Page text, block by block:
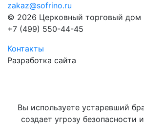
zakaz@sofrino.ru
© 2026 Церковный торговый дом
+7 (499) 550-44-45
Контакты
Разработка сайта
Вы используете устаревший
создает угрозу безопасности